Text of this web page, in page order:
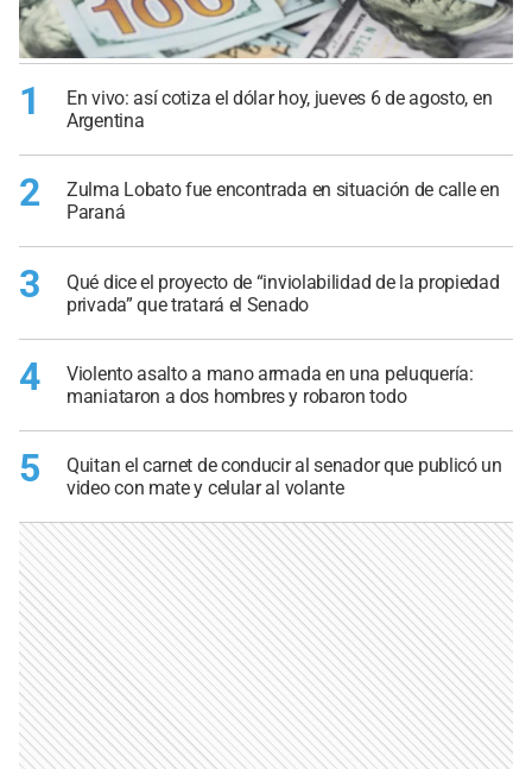
1
En vivo: así cotiza el dólar hoy, jueves 6 de agosto, en
Argentina
2
Zulma Lobato fue encontrada en situación de calle en
Paraná
3
Qué dice el proyecto de “inviolabilidad de la propiedad
privada” que tratará el Senado
4
Violento asalto a mano armada en una peluquería:
maniataron a dos hombres y robaron todo
5
Quitan el carnet de conducir al senador que publicó un
video con mate y celular al volante